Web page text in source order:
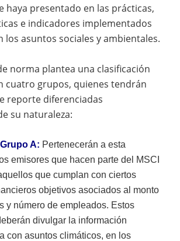
haya presentado en las prácticas,
e indicadores implementados
los asuntos sociales y ambientales.
norma plantea una clasificación
cuatro grupos, quienes tendrán
reporte diferenciadas
su naturaleza:
A: Pertenecerán a esta
emisores que hacen parte del MSCI
que cumplan con ciertos
objetivos asociados al monto
y número de empleados. Estos
divulgar la información
con asuntos climáticos, en los